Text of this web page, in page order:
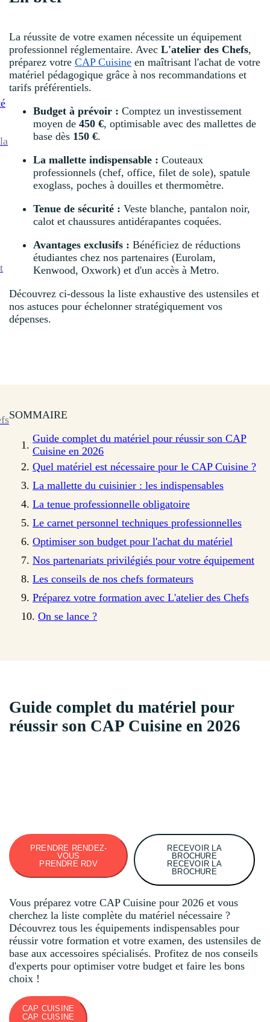
La réussite de votre examen nécessite un équipement
professionnel réglementaire. Avec L'atelier des Chefs,
préparez votre CAP Cuisine en maîtrisant l'achat de votre
matériel pédagogique grâce à nos recommandations et
tarifs préférentiels.
Budget à prévoir : Comptez un investissement
moyen de 450 €, optimisable avec des mallettes de
base dès 150 €.
La mallette indispensable : Couteaux
professionnels (chef, office, filet de sole), spatule
exoglass, poches à douilles et thermomètre.
Tenue de sécurité : Veste blanche, pantalon noir,
calot et chaussures antidérapantes coquées.
Avantages exclusifs : Bénéficiez de réductions
étudiantes chez nos partenaires (Eurolam,
Kenwood, Oxwork) et d'un accès à Metro.
Découvrez ci-dessous la liste exhaustive des ustensiles et
nos astuces pour échelonner stratégiquement vos
dépenses.
SOMMAIRE
Guide complet du matériel pour réussir son CAP
Cuisine en 2026
Quel matériel est nécessaire pour le CAP Cuisine ?
La mallette du cuisinier : les indispensables
La tenue professionnelle obligatoire
Le carnet personnel techniques professionnelles
Optimiser son budget pour l'achat du matériel
Nos partenariats privilégiés pour votre équipement
Les conseils de nos chefs formateurs
Préparez votre formation avec L'atelier des Chefs
On se lance ?
Guide complet du matériel pour
réussir son CAP Cuisine en 2026
PRENDRE RENDEZ-
VOUS
PRENDRE RDV
RECEVOIR LA
BROCHURE
RECEVOIR LA
BROCHURE
Vous préparez votre CAP Cuisine pour 2026 et vous
cherchez la liste complète du matériel nécessaire ?
Découvrez tous les équipements indispensables pour
réussir votre formation et votre examen, des ustensiles de
base aux accessoires spécialisés. Profitez de nos conseils
d'experts pour optimiser votre budget et faire les bons
choix !
CAP CUISINE
CAP CUISINE